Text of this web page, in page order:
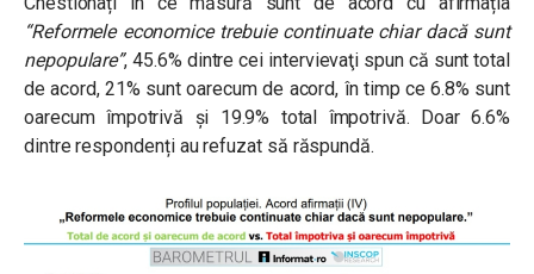
“Reformele economice trebuie continuate chiar dacă sunt
nepopulare”, 45.6% dintre cei intervievaţi spun că sunt total
de acord, 21% sunt oarecum de acord, în timp ce 6.8% sunt
oarecum împotrivă şi 19.9% total împotrivă. Doar 6.6%
dintre respondenți au refuzat să răspundă.